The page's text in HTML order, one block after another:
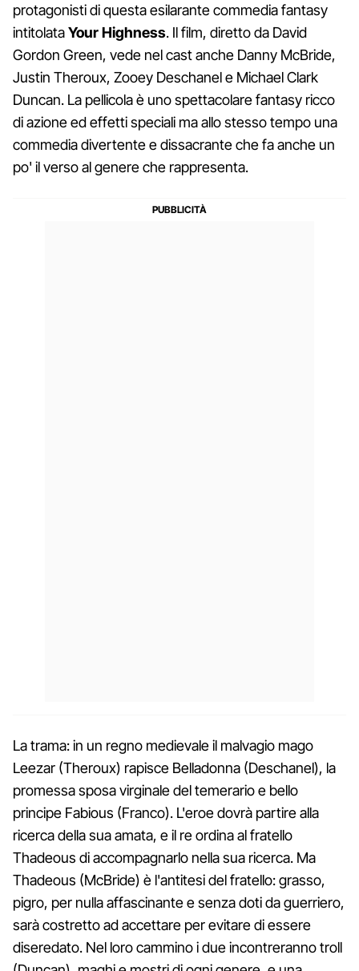
protagonisti di questa esilarante commedia fantasy
intitolataYour Highness. Il film, diretto da David
Gordon Green, vede nel cast anche Danny McBride,
Justin Theroux, Zooey Deschanel e Michael Clark
Duncan. La pellicola è uno spettacolare fantasy ricco
di azione ed effetti speciali ma allo stesso tempo una
commedia divertente e dissacrante che fa anche un
po' il verso al genere che rappresenta.
La trama: in un regno medievale il malvagio mago
Leezar (Theroux) rapisce Belladonna (Deschanel), la
promessa sposa virginale del temerario e bello
principe Fabious (Franco). L'eroe dovrà partire alla
ricerca della sua amata, e il re ordina al fratello
Thadeous di accompagnarlo nella sua ricerca. Ma
Thadeous (McBride) è l'antitesi del fratello: grasso,
pigro, per nulla affascinante e senza doti da guerriero,
sarà costretto ad accettare per evitare di essere
diseredato. Nel loro cammino i due incontreranno troll